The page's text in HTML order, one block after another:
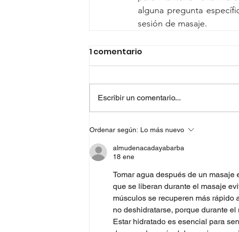
alguna pregunta
sesión de masaje.
1 comentario
Escribir un comentario...
Ordenar según: Lo más nuevo
almudenacadayabarba
18 ene
Tomar agua después de un
que se liberan durante el masaje
músculos se recuperen más rápido
no deshidratarse, porque durante
Estar hidratado es esencial para